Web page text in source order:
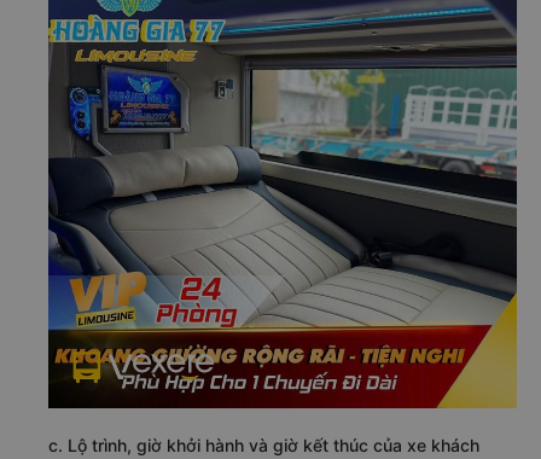
c. Lộ trình, giờ khởi hành và giờ kết thúc của xe khách